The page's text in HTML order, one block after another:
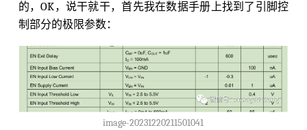
的，OK，说干就干，首先我在数据手册上找到了引脚控
制部分的极限参数：
image-20231220211501041